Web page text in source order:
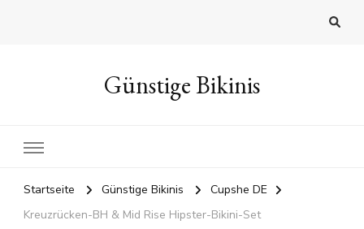
Günstige Bikinis
Startseite Günstige Bikinis
Cupshe DE
Kreuzrücken-BH & Mid Rise Hipster-Bikini-Set